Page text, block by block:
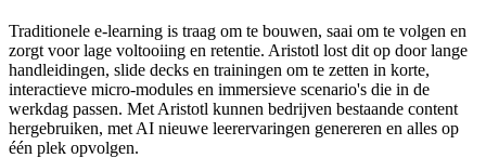
Traditionele e-learning is traag om te bouwen, saai om te volgen en
zorgt voor lage voltooiing en retentie. Aristotl lost dit op door lange
handleidingen, slide decks en trainingen om te zetten in korte,
interactieve micro-modules en immersieve scenario's die in de
werkdag passen. Met Aristotl kunnen bedrijven bestaande content
hergebruiken, met AI nieuwe leerervaringen genereren en alles op
één plek opvolgen.